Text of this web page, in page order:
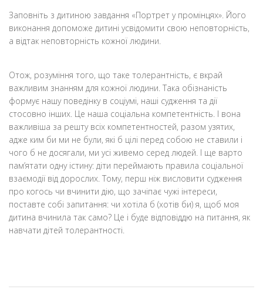
Заповніть з дитиною завдання «Портрет у промінцях». Його
виконання допоможе дитині усвідомити свою неповторність,
а відтак неповторність кожної людини.
Отож, розуміння того, що таке толерантність, є вкрай
важливим знанням для кожної людини. Така обізнаність
формує нашу поведінку в соціумі, наші судження та дії
стосовно інших. Це наша соціальна компетентність. І вона
важливіша за решту всіх компетентностей, разом узятих,
адже ким би ми не були, які б цілі перед собою не ставили і
чого б не досягали, ми усі живемо серед людей. І ще варто
пам’ятати одну істину: діти переймають правила соціальної
взаємодії від дорослих. Тому, перш ніж висловити судження
про когось чи вчинити дію, що зачіпає чужі інтереси,
поставте собі запитання: чи хотіла б (хотів би) я, щоб моя
дитина вчинила так само? Це і буде відповіддю на питання, як
навчати дітей толерантності.